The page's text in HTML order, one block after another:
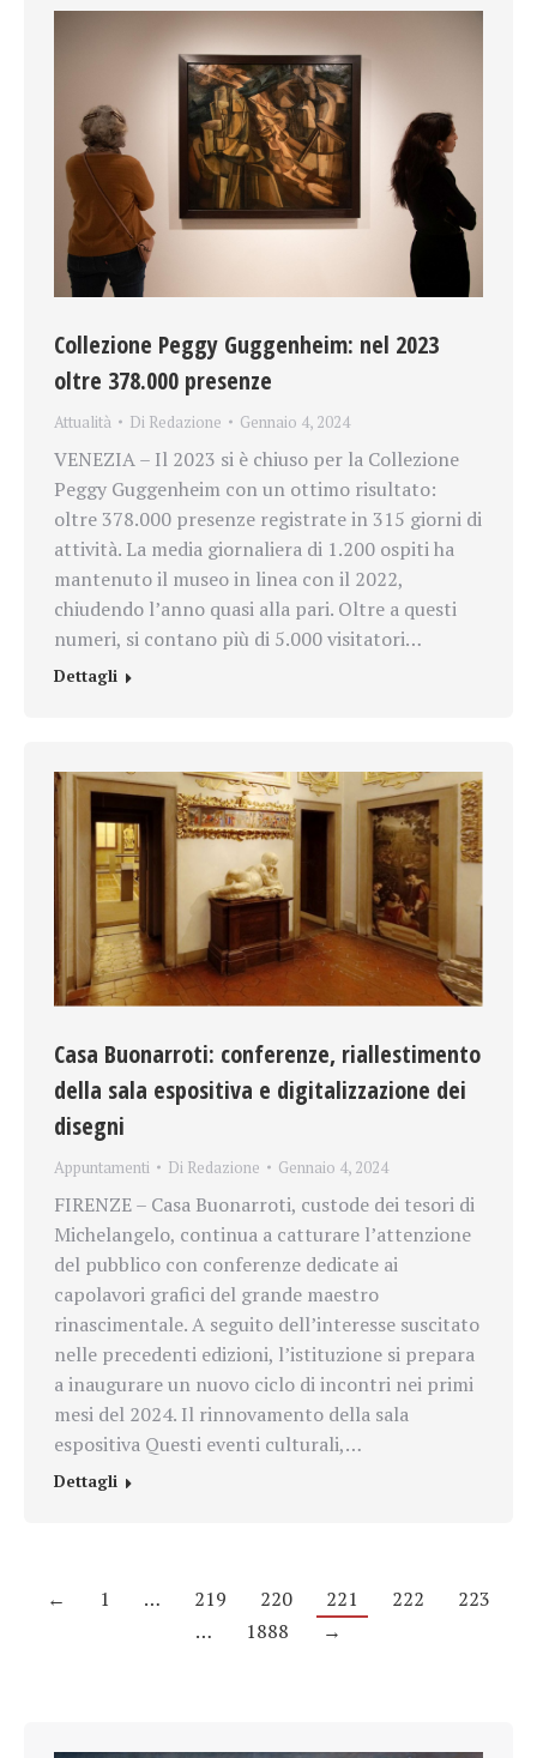
Collezione Peggy Guggenheim: nel 2023
oltre 378.000 presenze
Attualità Di Redazione Gennaio 4, 2024
VENEZIA – Il 2023 si è chiuso per la Collezione
Peggy Guggenheim con un ottimo risultato:
oltre 378.000 presenze registrate in 315 giorni di
attività. La media giornaliera di 1.200 ospiti ha
mantenuto il museo in linea con il 2022,
chiudendo l’anno quasi alla pari. Oltre a questi
numeri, si contano più di 5.000 visitatori…
Dettagli
Casa Buonarroti: conferenze, riallestimento
della sala espositiva e digitalizzazione dei
disegni
Appuntamenti Di Redazione Gennaio 4, 2024
FIRENZE – Casa Buonarroti, custode dei tesori di
Michelangelo, continua a catturare l’attenzione
del pubblico con conferenze dedicate ai
capolavori grafici del grande maestro
rinascimentale. A seguito dell’interesse suscitato
nelle precedenti edizioni, l’istituzione si prepara
a inaugurare un nuovo ciclo di incontri nei primi
mesi del 2024. Il rinnovamento della sala
espositiva Questi eventi culturali,…
Dettagli
← 1 … 219 220 221 222
223
…
1888 →